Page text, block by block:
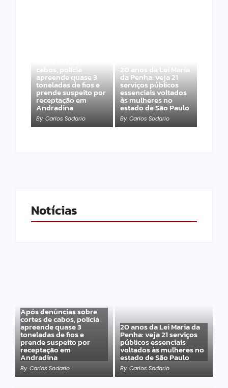
cabos, polícia
apreende quase 3
toneladas de fios e
prende suspeito por
receptação em
Andradina
By Carlos Sodario
20 anos da Lei Maria
da Penha: veja 21
serviços públicos
essenciais voltados
às mulheres no
estado de São Paulo
By Carlos Sodario
Notícias
Após denúncias sobre
cortes de cabos, polícia
apreende quase 3
toneladas de fios e
prende suspeito por
receptação em
Andradina
By Carlos Sodario
20 anos da Lei Maria da
Penha: veja 21 serviços
públicos essenciais
voltados às mulheres no
estado de São Paulo
By Carlos Sodario